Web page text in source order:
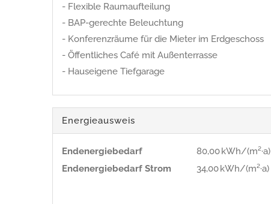
- Flexible Raumaufteilung
- BAP-gerechte Beleuchtung
- Konferenzräume für die Mieter im Erdgeschoss
- Öffentliches Café mit Außenterrasse
- Hauseigene Tiefgarage
Energieausweis
Endenergie­bedarf
80,00 kWh/(m²·a)
Endenergie­bedarf Strom
34,00 kWh/(m²·a)